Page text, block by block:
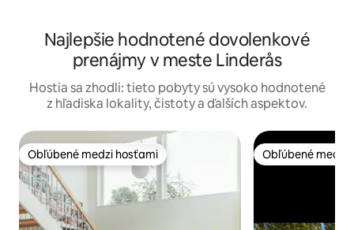
Najlepšie hodnotené dovolenkové
prenájmy v meste Linderås
Hostia sa zhodli: tieto pobyty sú vysoko hodnotené
z hľadiska lokality, čistoty a ďalších aspektov.
Obľúbené medzi hosťami
Obľúbené medzi hosťami Obľúbené medzi
Obľúbené medzi